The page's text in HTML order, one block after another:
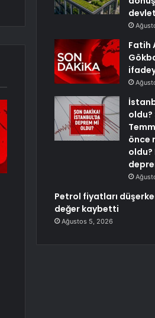
Fatih
oldu?
önce
oldu?
Petrol fiyatları
değer kaybetti
Ağustos 5, 2026